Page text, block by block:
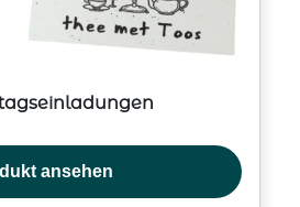
ansehen